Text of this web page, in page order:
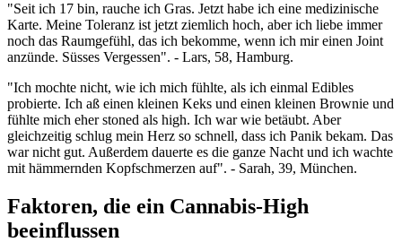
"Seit ich 17 bin, rauche ich Gras. Jetzt habe ich eine medizinische
Karte. Meine Toleranz ist jetzt ziemlich hoch, aber ich liebe immer
noch das Raumgefühl, das ich bekomme, wenn ich mir einen Joint
anzünde. Süsses Vergessen". - Lars, 58, Hamburg.
"Ich mochte nicht, wie ich mich fühlte, als ich einmal Edibles
probierte. Ich aß einen kleinen Keks und einen kleinen Brownie und
fühlte mich eher stoned als high. Ich war wie betäubt. Aber
gleichzeitig schlug mein Herz so schnell, dass ich Panik bekam. Das
war nicht gut. Außerdem dauerte es die ganze Nacht und ich wachte
mit hämmernden Kopfschmerzen auf". - Sarah, 39, München.
Faktoren, die ein Cannabis-High
beeinflussen